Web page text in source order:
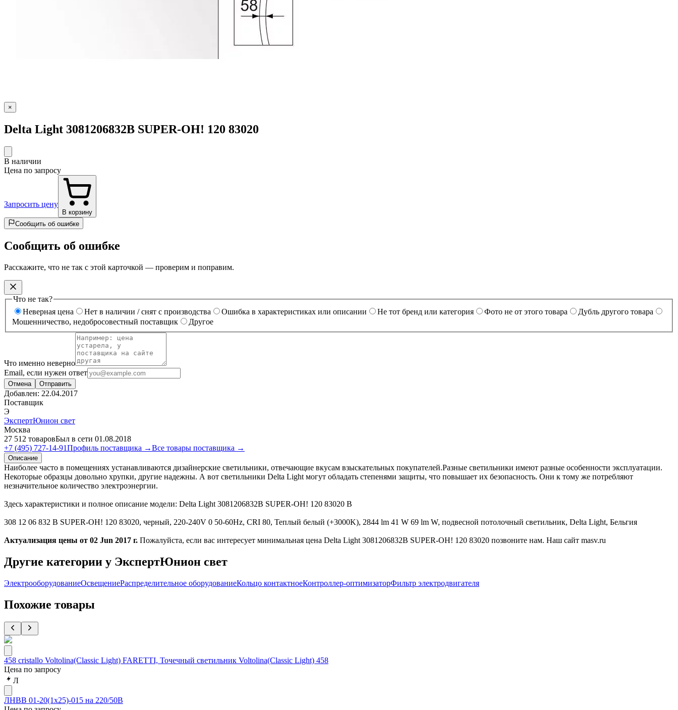
×
Delta Light 3081206832B SUPER-OH! 120 83020
В наличии
Цена по запросу
Запросить цену
В корзину
Сообщить об ошибке
Сообщить об ошибке
Расскажите, что не так с этой карточкой — проверим и поправим.
Что не так?
Неверная цена
Нет в наличии / снят с производства Ошибка в характеристиках или описании Не тот бренд или категория Фото не от этого товара
Дубль другого товара
Мошенничество, недобросовестный поставщик
Другое
Что именно неверно
Email, если нужен ответ
Отмена Отправить
Добавлен: 22.04.2017
Поставщик
Э
ЭкспертЮнион свет
Москва
27 512 товаровБыл в сети 01.08.2018
+7 (495) 727-14-91Профиль поставщика →Все товары поставщика →
Описание
Наиболее часто в помещениях устанавливаются дизайнерские светильники, отвечающие вкусам взыскательных покупателей.Разные светильники имеют разные особенности эксплуатации.
Некоторые образцы довольно хрупки, другие надежны. А вот светильники Delta Light могут обладать степенями защиты, что повышает их безопасность. Они к тому же потребляют
незначительное количество электроэнергии.
Здесь характеристики и полное описание модели: Delta Light 3081206832B SUPER-OH! 120 83020 B
308 12 06 832 B SUPER-OH! 120 83020, черный, 220-240V 0 50-60Hz, CRI 80, Теплый белый (+3000K), 2844 lm 41 W 69 lm W, подвесной потолочный светильник, Delta Light, Бельгия
Актуализация цены от 02 Jun 2017 г. Пожалуйста, если вас интересует минимальная цена Delta Light 3081206832B SUPER-OH! 120 83020 позвоните нам. Наш сайт masv.ru
Другие категории у ЭкспертЮнион свет
ЭлектрооборудованиеОсвещениеРаспределительное оборудованиеКольцо контактноеКонтроллер-оптимизаторФильтр электродвигателя
Похожие товары
458 cristallo Voltolina(Classic Light) FARETTI, Точечный светильник Voltolina(Classic Light) 458
Цена по запросу
Л
ЛНВВ 01-20(1х25)-015 на 220/50В